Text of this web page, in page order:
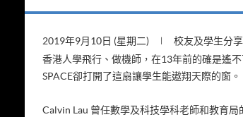
2019年8月22日 (星期四) 校友及學生分享
山外有山，停下才能活在當下
好的生活。救護員Stone到HKU SPACE進修體